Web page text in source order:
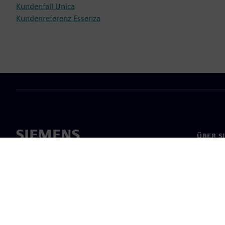
Kundenfall Unica
Kundenreferenz Essenza
ÜBER